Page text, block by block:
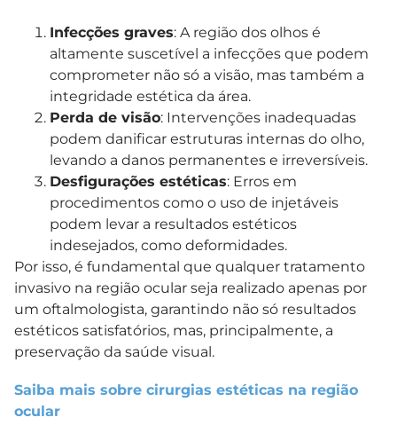
Infecções graves: A região dos olhos é
altamente suscetível a infecções que podem
comprometer não só a visão, mas também a
integridade estética da área.
Perda de visão: Intervenções inadequadas
podem danificar estruturas internas do olho,
levando a danos permanentes e irreversíveis.
Desfigurações estéticas: Erros em
procedimentos como o uso de injetáveis
podem levar a resultados estéticos
indesejados, como deformidades.
Por isso, é fundamental que qualquer tratamento
invasivo na região ocular seja realizado apenas por
um oftalmologista, garantindo não só resultados
estéticos satisfatórios, mas, principalmente, a
preservação da saúde visual.
Saiba mais sobre cirurgias estéticas na região
ocular